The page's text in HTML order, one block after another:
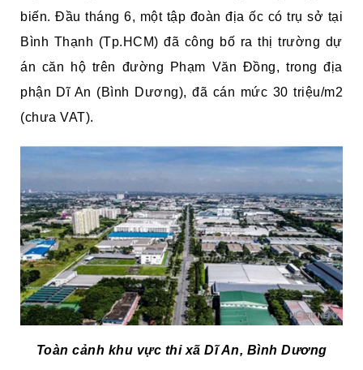
biến. Đầu tháng 6, một tập đoàn địa ốc có trụ sở tại
Bình Thạnh (Tp.HCM) đã công bố ra thị trường dự
án căn hộ trên đường Phạm Văn Đồng, trong địa
phận Dĩ An (Bình Dương), đã cán mức 30 triệu/m2
(chưa VAT).
Toàn cảnh khu vực thi xã Dĩ An, Bình Dương